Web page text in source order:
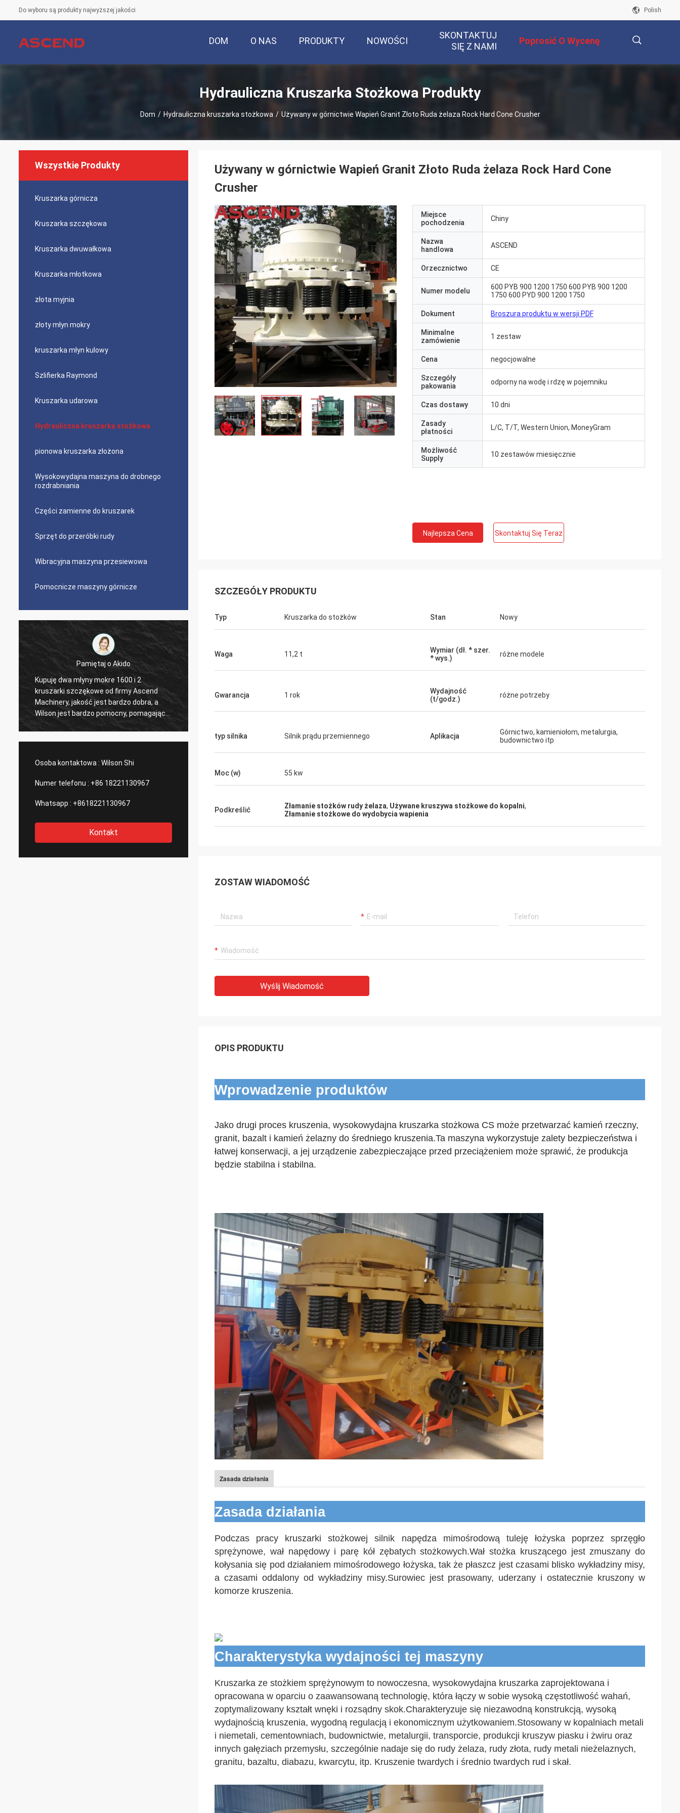
Do wyboru są produkty najwyższej jakości Polish
DOM O NAS PRODUKTY NOWOŚCI
SKONTAKTUJ
SIĘ Z NAMI
Poprosić O Wycenę
Hydrauliczna Kruszarka Stożkowa Produkty
Dom / Hydrauliczna kruszarka stożkowa / Używany w górnictwie Wapień Granit Złoto Ruda żelaza Rock Hard Cone Crusher
Wszystkie Produkty
Kruszarka górnicza
Kruszarka szczękowa
Kruszarka dwuwałkowa
Kruszarka młotkowa
złota myjnia
złoty młyn mokry
kruszarka młyn kulowy
Szlifierka Raymond
Kruszarka udarowa
Hydrauliczna kruszarka stożkowa
pionowa kruszarka złożona
Wysokowydajna maszyna do drobnego
rozdrabniania
Części zamienne do kruszarek
Sprzęt do przeróbki rudy
Wibracyjna maszyna przesiewowa
Pomocnicze maszyny górnicze
Jose Anthony
Firma Ascend zapewniła mi dobrą obsługę
posprzedażną po zakupie zakładu
przerobu rudy złota, co jest dla mnie
ważne, rozważy zakup drugiego zakładu
Doskonały sprzedawca, doskonały
produkt, doskonała cena i prosta wysyłka.
Osoba kontaktowa : Wilson Shi
Numer telefonu : +86 18221130967
Whatsapp : +8618221130967
Kontakt
Używany w górnictwie Wapień Granit Złoto Ruda żelaza Rock Hard Cone
Crusher
Miejsce
pochodzenia
Chiny
Nazwa
handlowa
ASCEND
Orzecznictwo CE
Numer modelu
600 PYB 900 1200 1750 600 PYB 900 1200
1750 600 PYD 900 1200 1750
Dokument Broszura produktu w wersji PDF
Minimalne
zamówienie
1 zestaw
Cena negocjowalne
Szczegóły
pakowania
odporny na wodę i rdzę w pojemniku
Czas dostawy 10 dni
Zasady
płatności
L/C, T/T, Western Union, MoneyGram
Możliwość
Supply
10 zestawów miesięcznie
Najlepsza Cena Skontaktuj Się Teraz
SZCZEGÓŁY PRODUKTU
Typ Kruszarka do stożków Stan Nowy
Waga 11,2 t
Wymiar (dł. * szer.
* wys.)
różne modele
Gwarancja 1 rok
Wydajność
(t/godz.)
różne potrzeby
typ silnika Silnik prądu przemiennego Aplikacja
Górnictwo, kamieniołom, metalurgia,
budownictwo itp
Moc (w) 55 kw
Podkreślić Złamanie stożków rudy żelaza, Używane kruszywa stożkowe do kopalni,
Złamanie stożkowe do wydobycia wapienia
ZOSTAW WIADOMOŚĆ
Wyślij Wiadomość
OPIS PRODUKTU
Wprowadzenie produktów
Jako drugi proces kruszenia, wysokowydajna kruszarka stożkowa CS może przetwarzać kamień rzeczny,
granit, bazalt i kamień żelazny do średniego kruszenia.Ta maszyna wykorzystuje zalety bezpieczeństwa i
łatwej konserwacji, a jej urządzenie zabezpieczające przed przeciążeniem może sprawić, że produkcja
będzie stabilna i stabilna.
Zasada działania
Zasada działania
Podczas pracy kruszarki stożkowej silnik napędza mimośrodową tuleję łożyska poprzez sprzęgło
sprężynowe, wał napędowy i parę kół zębatych stożkowych.Wał stożka kruszącego jest zmuszany do
kołysania się pod działaniem mimośrodowego łożyska, tak że płaszcz jest czasami blisko wykładziny misy,
a czasami oddalony od wykładziny misy.Surowiec jest prasowany, uderzany i ostatecznie kruszony w
komorze kruszenia.
Charakterystyka wydajności tej maszyny
Kruszarka ze stożkiem sprężynowym to nowoczesna, wysokowydajna kruszarka zaprojektowana i
opracowana w oparciu o zaawansowaną technologię, która łączy w sobie wysoką częstotliwość wahań,
zoptymalizowany kształt wnęki i rozsądny skok.Charakteryzuje się niezawodną konstrukcją, wysoką
wydajnością kruszenia, wygodną regulacją i ekonomicznym użytkowaniem.Stosowany w kopalniach metali
i niemetali, cementowniach, budownictwie, metalurgii, transporcie, produkcji kruszyw piasku i żwiru oraz
innych gałęziach przemysłu, szczególnie nadaje się do rudy żelaza, rudy złota, rudy metali nieżelaznych,
granitu, bazaltu, diabazu, kwarcytu, itp. Kruszenie twardych i średnio twardych rud i skał.